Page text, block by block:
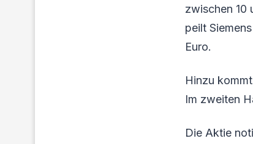
zwischen 10
peilt
Euro.
Hinzu
Im zweiten
Die Aktie